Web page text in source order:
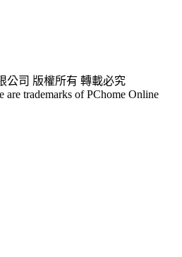
公司 版權所有 轉載必究
are trademarks of PChome Online